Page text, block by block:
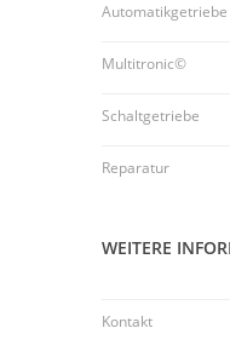
Automatikgetriebe
Multitronic©
Schaltgetriebe
Reparatur
WEITERE
Kontakt